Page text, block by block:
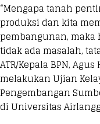
“Mengapa tanah
produksi dan kita
pembangunan,
tidak ada masalah,
ATR/Kepala BPN,
melakukan Ujian
Pengembangan
di Universitas